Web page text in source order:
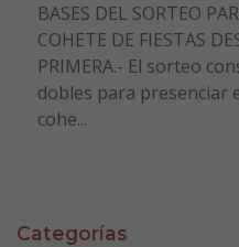
BASES DEL SORTEO
COHETE DE FIESTAS
PRIMERA.- El sorteo
dobles para presenciar
cohe...
Categorías